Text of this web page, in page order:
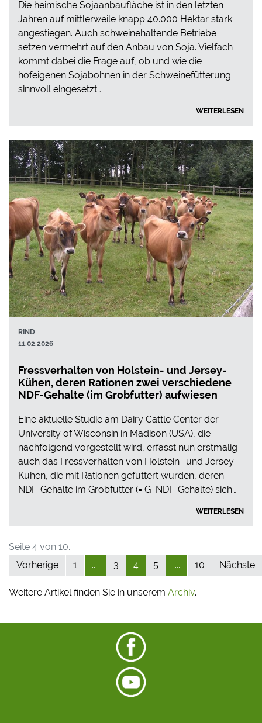
Die heimische Sojaanbaufläche ist in den letzten
Jahren auf mittlerweile knapp 40.000 Hektar stark
angestiegen. Auch schweinehaltende Betriebe
setzen vermehrt auf den Anbau von Soja. Vielfach
kommt dabei die Frage auf, ob und wie die
hofeigenen Sojabohnen in der Schweinefütterung
sinnvoll eingesetzt…
WEITERLESEN
RIND
11.02.2026
Fressverhalten von Holstein- und Jersey-
Kühen, deren Rationen zwei verschiedene
NDF-Gehalte (im Grobfutter) aufwiesen
Eine aktuelle Studie am Dairy Cattle Center der
University of Wisconsin in Madison (USA), die
nachfolgend vorgestellt wird, erfasst nun erstmalig
auch das Fressverhalten von Holstein- und Jersey-
Kühen, die mit Rationen gefüttert wurden, deren
NDF-Gehalte im Grobfutter (= G_NDF-Gehalte) sich…
WEITERLESEN
Seite 4 von 10.
Vorherige
1 .... 3 4 5 .... 10 Nächste
Weitere Artikel finden Sie in unserem Archiv.